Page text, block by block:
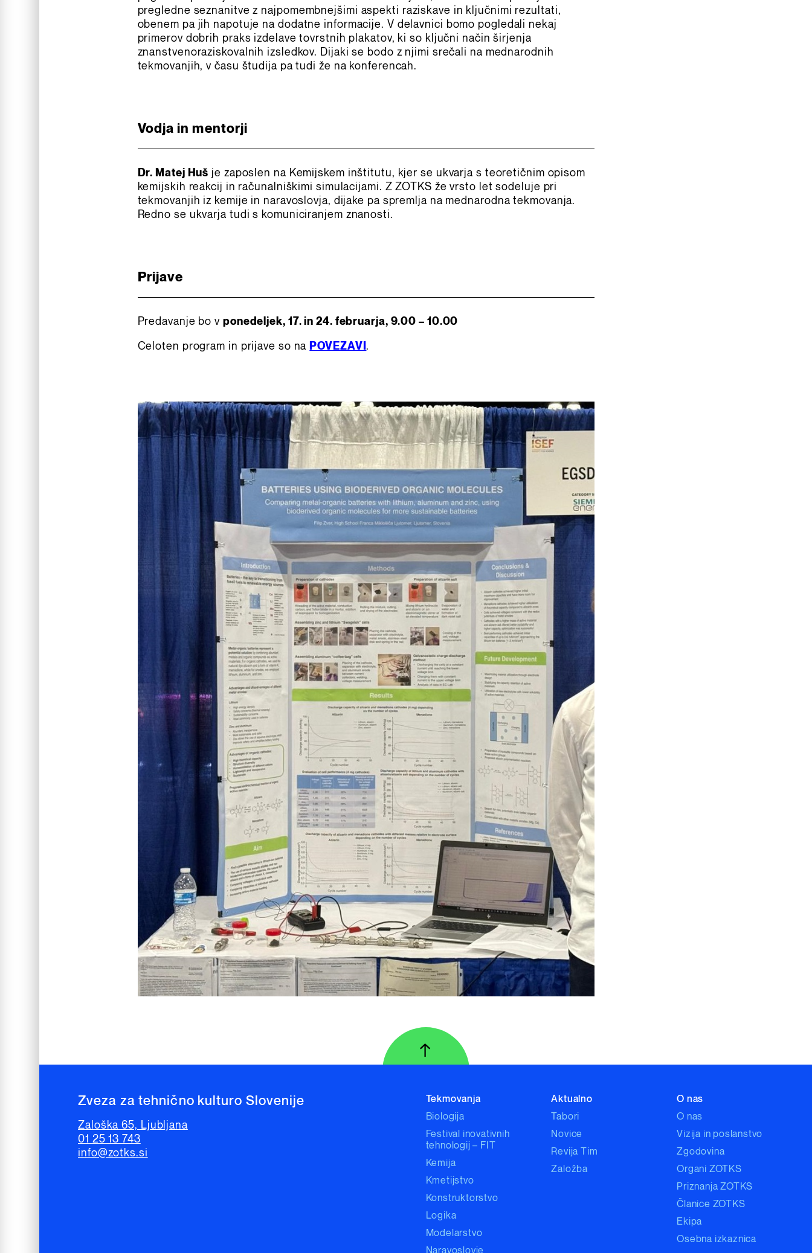
pregledne seznanitve z najpomembnejšimi aspekti raziskave in ključnimi rezultati,
obenem pa jih napotuje na dodatne informacije. V delavnici bomo pogledali nekaj
primerov dobrih praks izdelave tovrstnih plakatov, ki so ključni način širjenja
znanstvenoraziskovalnih izsledkov. Dijaki se bodo z njimi srečali na mednarodnih
tekmovanjih, v času študija pa tudi že na konferencah.
Vodja in mentorji
Dr. Matej Huš je zaposlen na Kemijskem inštitutu, kjer se ukvarja s teoretičnim opisom
kemijskih reakcij in računalniškimi simulacijami. Z ZOTKS že vrsto let sodeluje pri
tekmovanjih iz kemije in naravoslovja, dijake pa spremlja na mednarodna tekmovanja.
Redno se ukvarja tudi s komuniciranjem znanosti.
Prijave
Predavanje bo v ponedeljek, 17. in 24. februarja, 9.00 – 10.00
Celoten program in prijave so na POVEZAVI.
Na vrh strani
↑
Zveza za tehnično kulturo Slovenije
Zaloška 65, Ljubljana
01 25 13 743
info@zotks.si
Tekmovanja
Biologija
Festival inovativnih
tehnologij – FIT
Kemija
Kmetijstvo
Konstruktorstvo
Logika
Modelarstvo
Naravoslovje
Aktualno
Tabori
Novice
Revija Tim
Založba
O nas
O nas
Vizija in poslanstvo
Zgodovina
Organi ZOTKS
Priznanja ZOTKS
Članice ZOTKS
Ekipa
Osebna izkaznica